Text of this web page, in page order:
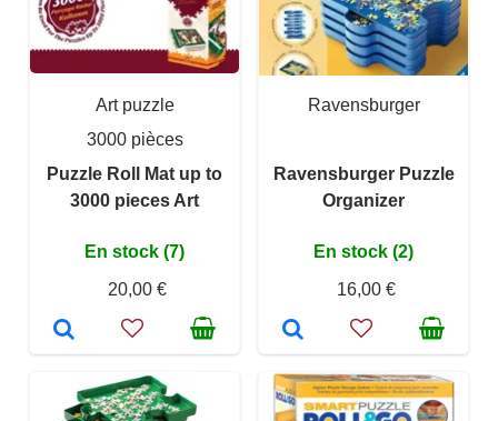
Art puzzle
3000 pièces
Puzzle Roll Mat up to
3000 pieces Art
En stock (7)
20,00 €
Ravensburger
Ravensburger Puzzle
Organizer
En stock (2)
16,00 €